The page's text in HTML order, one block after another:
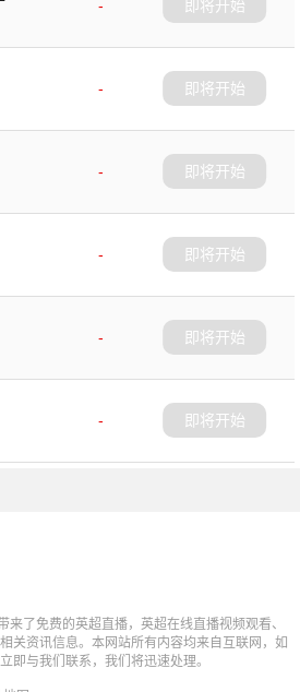
-
即将开始
-
即将开始
-
即将开始
-
即将开始
-
即将开始
-
即将开始
来了免费的英超直播，英超在线直播视频观看、
关资讯信息。本网站所有内容均来自互联网，如
即与我们联系，我们将迅速处理。